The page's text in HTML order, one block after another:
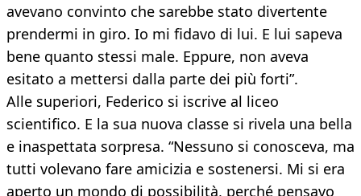
avevano convinto che sarebbe stato divertente
prendermi in giro. Io mi fidavo di lui. E lui sapeva
bene quanto stessi male. Eppure, non aveva
esitato a mettersi dalla parte dei più forti”.
Alle superiori, Federico si iscrive al liceo
scientifico. E la sua nuova classe si rivela una bella
e inaspettata sorpresa. “Nessuno si conosceva, ma
tutti volevano fare amicizia e sostenersi. Mi si era
aperto un mondo di possibilità, perché pensavo